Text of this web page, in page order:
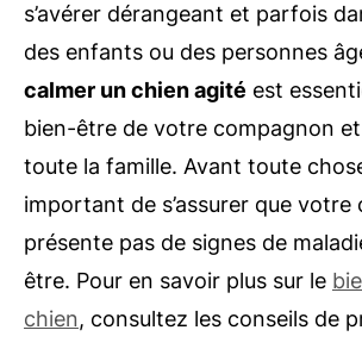
s’avérer dérangeant et parfois
des enfants ou des personnes
calmer un chien agité est
bien-être de votre compagnon
toute la famille. Avant toute
important de s’assurer que votre
présente pas de signes de
être. Pour en savoir plus sur le
chien, consultez les conseils de